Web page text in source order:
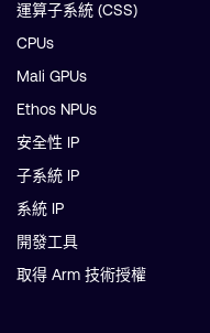
運算子系統 (CSS)
CPUs
Mali GPUs
Ethos NPUs
安全性 IP
子系統 IP
系統 IP
開發工具
取得 Arm 技術授權